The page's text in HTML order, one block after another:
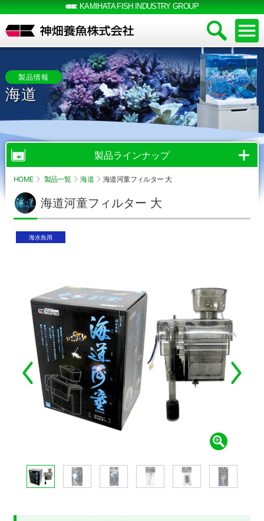
KAMIHATA FISH INDUSTRY GROUP
製品情報
海道
HOME 製品一覧 海道 海道河童フィルター 大
海道河童フィルター 大
海水魚用
製品ラインナップ